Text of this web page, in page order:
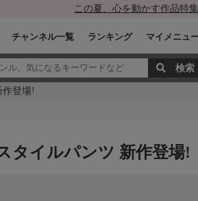
この夏、心を動かす作品特
チャンネル一覧 ランキング マイメニュ
作登場!
タイルパンツ 新作登場!